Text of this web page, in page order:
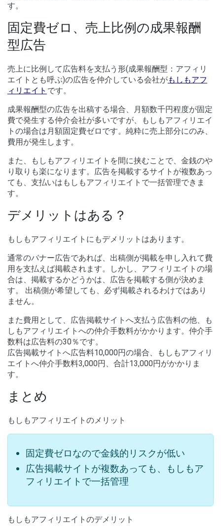
す。
固定費ゼロ、売上比例の成果報酬
型広告
売上に比例して広告料を支払う形(成果報酬型：アフィリ
エイトとも呼ぶ)の広告を仲介している会社がもしもアフ
ィリエイト です。
成果報酬型の広告を出稿する場合、月額数千円程度が固定
費で発生する仲介会社が多いですが、もしもアフィリエイ
トの場合は月額固定費ゼロです。純粋に売上部分にのみ、
費用が発生します。
また、もしもアフィリエイトを間に挟むことで、金銭のや
り取りも楽になります。広告を掲載するサイトが複数あっ
ても、支払いはもしもアフィリエイトで一括管理できま
す。
デメリットはある？
もしもアフィリエイトにもデメリットはあります。
通常のバナー広告であれば、出稿側が掲載を申し入れて費
用を支払えば掲載されます。しかし、アフィリエイトの場
合は、掲載するかどうかは、広告を掲載する側が決めま
す。 出稿側が希望しても、必ず掲載されるわけではあり
ません。
また費用として、広告掲載サイトへ支払う広告料の他、も
しもアフィリエイトへの仲介手数料がかかります。仲介手
数料は広告料の30％です。
広告掲載サイトへ広告料10,000円の場合、もしもアフィリ
エイトへ仲介手数料3,000円、合計13,000円がかかりま
す。
まとめ
もしもアフィリエイトのメリット
固定費ゼロなので金銭的リスクが低い
広告掲載サイトが複数あっても、もしもア
フィリエイトで一括管理
もしもアフィリエイトのデメリット